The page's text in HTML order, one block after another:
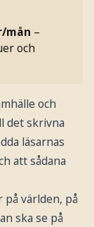
mån –
och
och
det skrivna
läsarnas
att sådana
världen, på
ska se på